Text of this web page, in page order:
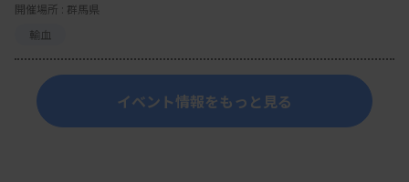
開催場所 : 群馬県
輸血
イベント情報をもっと見る